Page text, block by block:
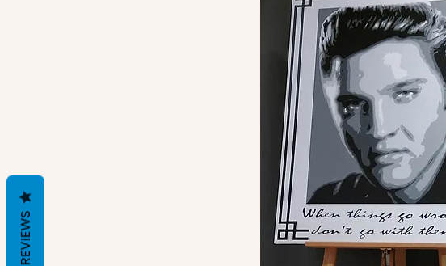
REVIEWS